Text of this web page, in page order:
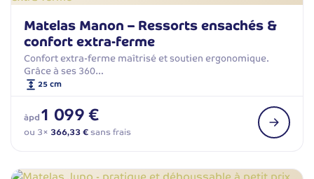
Matelas Manon – Ressorts ensachés &
confort extra-ferme
Confort extra-ferme maîtrisé et soutien ergonomique.
Grâce à ses 360…
25 cm
àpd1 099 €
ou 3× 366,33 €sans frais